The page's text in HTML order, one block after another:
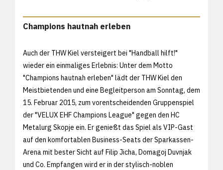
Champions hautnah erleben
Auch der THW Kiel versteigert bei "Handball hilft!"
wieder ein einmaliges Erlebnis: Unter dem Motto
"Champions hautnah erleben" lädt der THW Kiel den
Meistbietenden und eine Begleitperson am Sonntag, dem
15. Februar 2015, zum vorentscheidenden Gruppenspiel
der "VELUX EHF Champions League" gegen den HC
Metalurg Skopje ein. Er genießt das Spiel als VIP-Gast
auf den komfortablen Business-Seats der Sparkassen-
Arena mit bester Sicht auf Filip Jicha, Domagoj Duvnjak
und Co. Empfangen wird er in der stylisch-noblen